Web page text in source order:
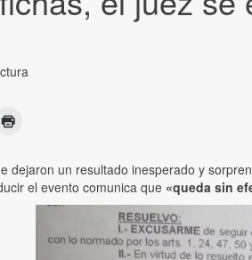
dejaron un resultado inesperado y
el evento comunica que «queda sin